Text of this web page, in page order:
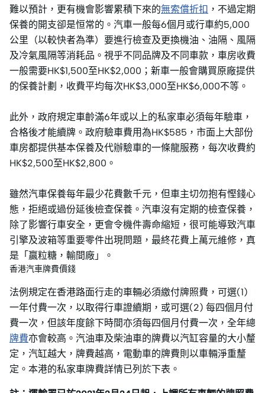
難以預計，更有機會影響累積下來的無索償折扣 ，不過定期
保養的開支卻是恒常的。汽車一般每6個月或行車約5,000
公里（以較快者為準）要進行檢查及更換機油、油隔、風隔
及冷氣風隔等消耗品。視乎不同品牌及不同車款，車房收費
一般需要HK$1,500至HK$2,000；新車一般會購買原廠提供
的保養計劃，收費平均每次HK$3,000至HK$6,000不等。
此外，政府規定車齡滿6年或以上的私家車必須每年驗車，
合格後才能續牌。政府驗車費用為HK$585，市面上大部份
車房都提供基本保養及代辦驗車的一條龍服務，每次收費約
HK$2,500至HK$2,800。
雖然汽車保養每年最少花費數千元，但車主切勿抱有慳錢心
態，拒絕或過份延後檢查保養。汽車沒有定期的檢查保養，
除了影響行車安全，更會令機件壽命縮短，很可能導致汽車
引擎及波箱等重要零件出現問題，最終花費上萬元維修，真
是「贏粒糖，輸間廠」。
香港汽車牌費價錢
法例規定在香港路面行走的車輛必須繳付牌照費，可選(1)
一年付費一次，以取得行車證續期，或可選(2) 每四個月付
費一次，但該年度餘下時間亦須每四個月付費一次，全年總
牌費亦會較高。汽油車及柴油車的牌費以汽缸容量的大小釐
定，汽缸越大，牌費越高，電動車的牌費則以車輛淨重釐
定。本港的私家車牌費詳情已列於下表。